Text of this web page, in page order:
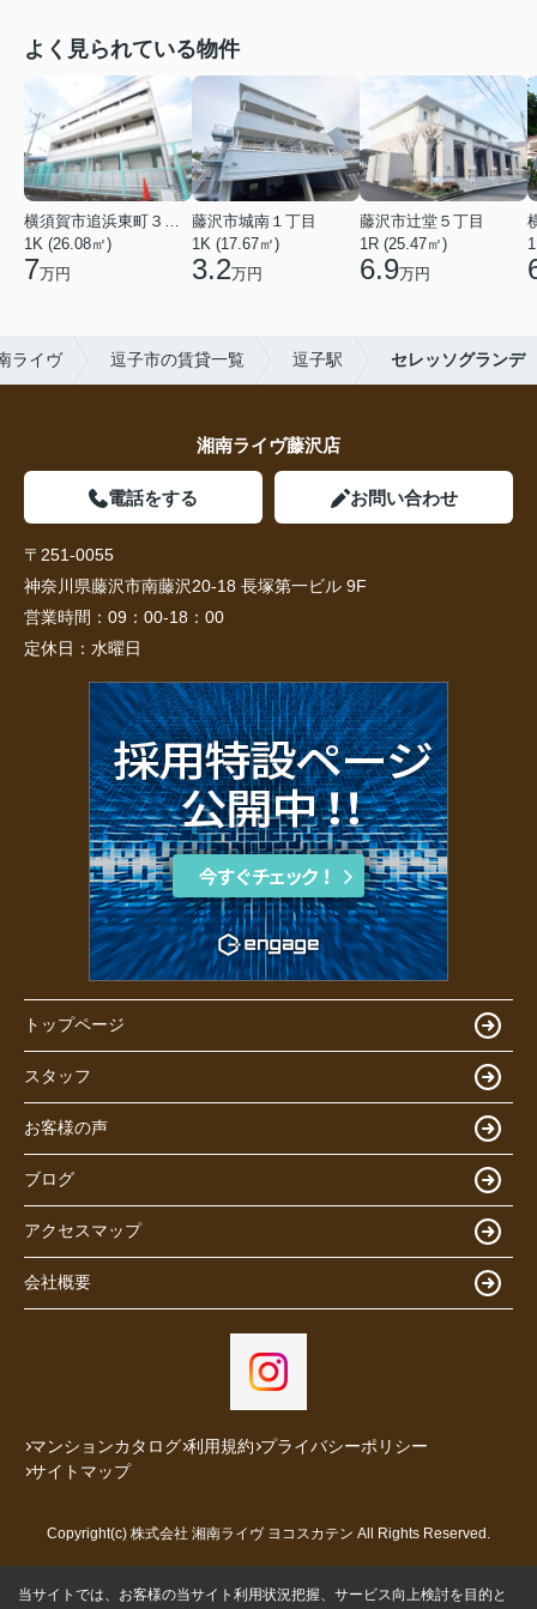
よく見られている物件
1K (26.08㎡)
7万円
藤沢市城南１丁目
1K (17.67㎡)
3.2万円
藤沢市辻堂５丁目
1R (25.47㎡)
6.9万円
ライヴ 逗子市の賃貸一覧 逗子駅 セレッソグランデ
湘南ライヴ藤沢店
電話をする お問い合わせ
〒251-0055
神奈川県藤沢市南藤沢20-18 長塚第一ビル 9F
営業時間： 09：00-18：00
定休日： 水曜日
トップページ
スタッフ
お客様の声
ブログ
アクセスマップ
会社概要
マンションカタログ 利用規約 プライバシーポリシー
サイトマップ
Copyright(c) 株式会社 湘南ライヴ ヨコスカテン All Rights Reserved.
当サイトでは、お客様の当サイト利用状況把握、サービス向上検討を目的と